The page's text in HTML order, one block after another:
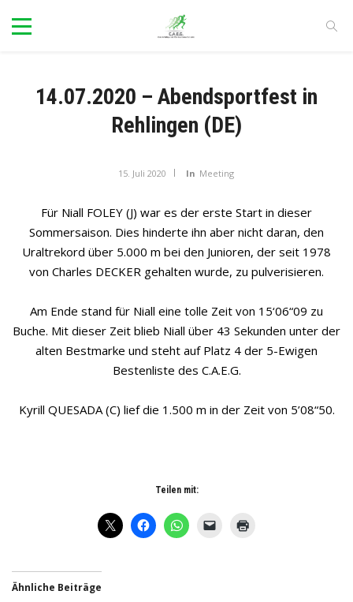
14.07.2020 – Abendsportfest in
Rehlingen (DE)
15. Juli 2020 In Meeting
Für Niall FOLEY (J) war es der erste Start in dieser
Sommersaison. Dies hinderte ihn aber nicht daran, den
Uraltrekord über 5.000 m bei den Junioren, der seit 1978
von Charles DECKER gehalten wurde, zu pulverisieren.
Am Ende stand für Niall eine tolle Zeit von 15‘06“09 zu
Buche. Mit dieser Zeit blieb Niall über 43 Sekunden unter der
alten Bestmarke und steht auf Platz 4 der 5-Ewigen
Bestenliste des C.A.E.G.
Kyrill QUESADA (C) lief die 1.500 m in der Zeit von 5’08“50.
Teilen mit:
Ähnliche Beiträge